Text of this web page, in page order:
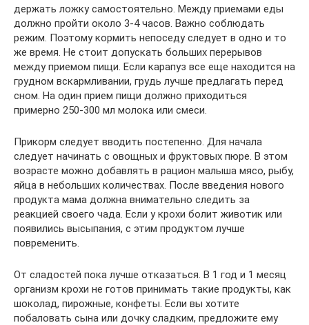
держать ложку самостоятельно. Между приемами еды
должно пройти около 3-4 часов. Важно соблюдать
режим. Поэтому кормить непоседу следует в одно и то
же время. Не стоит допускать больших перерывов
между приемом пищи. Если карапуз все еще находится на
грудном вскармливании, грудь лучше предлагать перед
сном. На один прием пищи должно приходиться
примерно 250-300 мл молока или смеси.
Прикорм следует вводить постепенно. Для начала
следует начинать с овощных и фруктовых пюре. В этом
возрасте можно добавлять в рацион малыша мясо, рыбу,
яйца в небольших количествах. После введения нового
продукта мама должна внимательно следить за
реакцией своего чада. Если у крохи болит животик или
появились высыпания, с этим продуктом лучше
повременить.
От сладостей пока лучше отказаться. В 1 год и 1 месяц
организм крохи не готов принимать такие продукты, как
шоколад, пирожные, конфеты. Если вы хотите
побаловать сына или дочку сладким, предложите ему